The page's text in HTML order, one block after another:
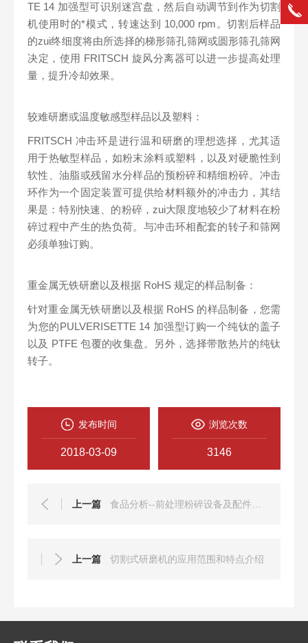
TE 14 加强型可识别迷宫盘，然后自动调节到作为切割
机使用时的*模式，转速达到 10,000 rpm。切割后样品
的zui终细度将由所选择的梯形筛孔筛网或圆形筛孔筛网
决定，使用 FRITSCH 旋风分离器可以进一步提高处理
量，提升冷却效果。
较难研磨或温度敏感型样品以及塑料：
FRITSCH 冲击环是进行温和研磨的理想选择，尤其适
用于热敏型样品，如粉末涂料或塑料，以及对硬脆性到
软性、油脂或残留水分样品的预粉碎和精细粉碎。冲击
环作为一个固定装置可提供给材料额外的冲击力，其结
果是：特别快速、的粉碎，zui大限度地较少了材料在粉
碎过程中产生的热负荷。与冲击环相配套的转子和筛网
必须单独订购。
重金属无铁研磨以及根据 RoHS 规定的样品制备：
针对重金属无铁研磨以及根据 RoHS 的样品制备，您需
为您的PULVERISETTE 14 加强型订购一个纯钛的盖子
以及 PTFE 包覆的收集盘。另外，选择带散热片的纯钛
转子。
发布时间
2018-03-09
浏览次数
3146
上一篇
上一篇 切割式研磨机的应用范围和特点介绍